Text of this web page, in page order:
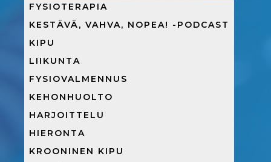
FYSIOTERAPIA
KESTÄVÄ, VAHVA, NOPEA! -PODCAST
KIPU
LIIKUNTA
FYSIOVALMENNUS
KEHONHUOLTO
HARJOITTELU
HIERONTA
KROONINEN KIPU